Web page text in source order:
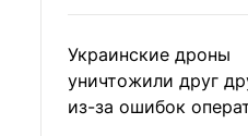
Украинские дроны
уничтожили друг
из-за ошибок